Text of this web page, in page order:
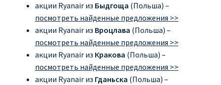
акции Ryanair из Быдгоща (Польша) –
посмотреть найденные предложения >>
акции Ryanair из Вроцлава (Польша) –
посмотреть найденные предложения >>
акции Ryanair из Кракова (Польша) –
посмотреть найденные предложения >>
акции Ryanair из Гданьска (Польша) –